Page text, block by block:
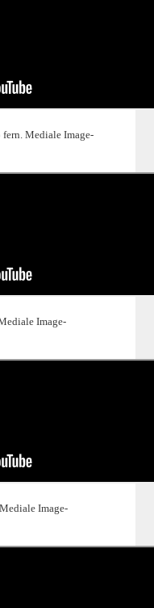
Mediale Image-
Image-
Image-